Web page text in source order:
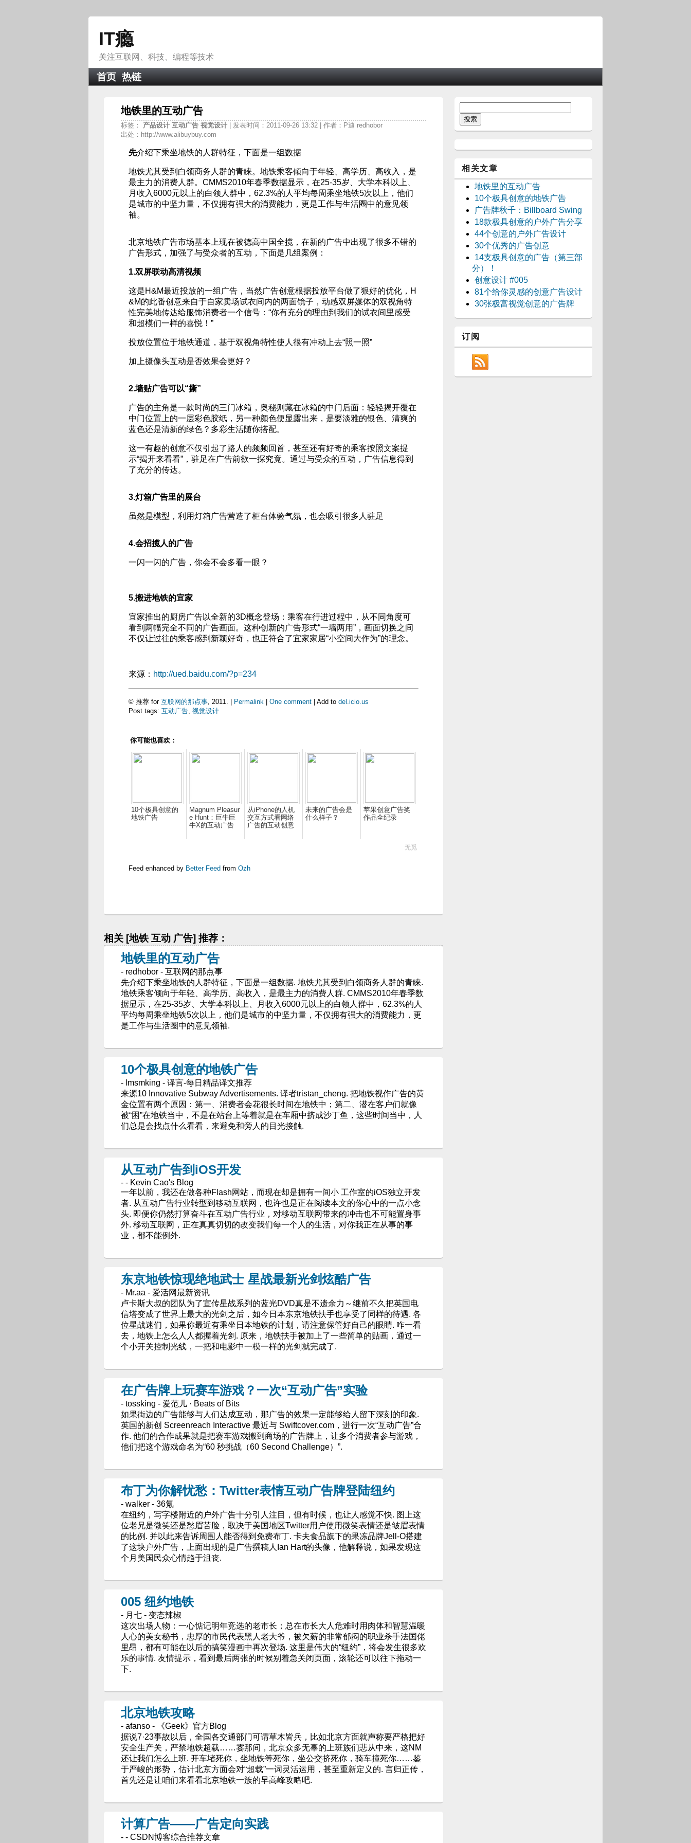
IT瘾
关注互联网、科技、编程等技术
首页 热链
地铁里的互动广告
标签： 产品设计 互动广告 视觉设计
| 发表时间：2011-09-26 13:32 | 作者：P迪 redhobor
出处：http://www.alibuybuy.com
先介绍下乘坐地铁的人群特征，下面是一组数据
地铁尤其受到白领商务人群的青睐。地铁乘客倾向于年轻、高学历、高收入，是
最主力的消费人群。CMMS2010年春季数据显示，在25-35岁、大学本科以上、
月收入6000元以上的白领人群中，62.3%的人平均每周乘坐地铁5次以上，他们
是城市的中坚力量，不仅拥有强大的消费能力，更是工作与生活圈中的意见领
袖。
北京地铁广告市场基本上现在被德高中国全揽，在新的广告中出现了很多不错的
广告形式，加强了与受众者的互动，下面是几组案例：
1.双屏联动高清视频
这是H&M最近投放的一组广告，当然广告创意根据投放平台做了狠好的优化，H
&M的此番创意来自于自家卖场试衣间内的两面镜子，动感双屏媒体的双视角特
性完美地传达给服饰消费者一个信号：“你有充分的理由到我们的试衣间里感受
和超模们一样的喜悦！”
投放位置位于地铁通道，基于双视角特性使人很有冲动上去“照一照”
加上摄像头互动是否效果会更好？
2.墙贴广告可以“撕”
广告的主角是一款时尚的三门冰箱，奥秘则藏在冰箱的中门后面：轻轻揭开覆在
中门位置上的一层彩色胶纸，另一种颜色便显露出来，是要淡雅的银色、清爽的
蓝色还是清新的绿色？多彩生活随你搭配。
这一有趣的创意不仅引起了路人的频频回首，甚至还有好奇的乘客按照文案提
示“揭开来看看”，驻足在广告前欲一探究竟。通过与受众的互动，广告信息得到
了充分的传达。
3.灯箱广告里的展台
虽然是模型，利用灯箱广告营造了柜台体验气氛，也会吸引很多人驻足
4.会招揽人的广告
一闪一闪的广告，你会不会多看一眼？
5.搬进地铁的宜家
宜家推出的厨房广告以全新的3D概念登场：乘客在行进过程中，从不同角度可
看到两幅完全不同的广告画面。这种创新的广告形式“一墙两用”，画面切换之间
不仅让过往的乘客感到新颖好奇，也正符合了宜家家居“小空间大作为”的理念。
来源： http://ued.baidu.com/?p=234
© 推荐 for 互联网的那点事, 2011. | Permalink One comment | Add to del.icio.us
Post tags: 互动广告, 视觉设计
你可能也喜欢：
10个极具创意的
地铁广告
Magnum Pleasur
e Hunt：巨牛巨
牛X的互动广告
从iPhone的人机
交互方式看网络
广告的互动创意
未来的广告会是
什么样子？
苹果创意广告奖
作品全纪录
无觅
Feed enhanced by Better Feed from Ozh
相关 [地铁 互动 广告] 推荐：
地铁里的互动广告
- redhobor - 互联网的那点事
先介绍下乘坐地铁的人群特征，下面是一组数据. 地铁尤其受到白领商务人群的青睐.
地铁乘客倾向于年轻、高学历、高收入，是最主力的消费人群. CMMS2010年春季数
据显示，在25-35岁、大学本科以上、月收入6000元以上的白领人群中，62.3%的人
平均每周乘坐地铁5次以上，他们是城市的中坚力量，不仅拥有强大的消费能力，更
是工作与生活圈中的意见领袖.
10个极具创意的地铁广告
- lmsmking - 译言-每日精品译文推荐
来源10 Innovative Subway Advertisements. 译者tristan_cheng. 把地铁视作广告的黄
金位置有两个原因：第一、消费者会花很长时间在地铁中；第二、潜在客户们就像
被“困”在地铁当中，不是在站台上等着就是在车厢中挤成沙丁鱼，这些时间当中，人
们总是会找点什么看看，来避免和旁人的目光接触.
从互动广告到iOS开发
- - Kevin Cao's Blog
一年以前，我还在做各种Flash网站，而现在却是拥有一间小 工作室的iOS独立开发
者. 从互动广告行业转型到移动互联网，也许也是正在阅读本文的你心中的一点小念
头. 即便你仍然打算奋斗在互动广告行业，对移动互联网带来的冲击也不可能置身事
外. 移动互联网，正在真真切切的改变我们每一个人的生活，对你我正在从事的事
业，都不能例外.
东京地铁惊现绝地武士 星战最新光剑炫酷广告
- Mr.aa - 爱活网最新资讯
卢卡斯大叔的团队为了宣传星战系列的蓝光DVD真是不遗余力～继前不久把英国电
信塔变成了世界上最大的光剑之后，如今日本东京地铁扶手也享受了同样的待遇. 各
位星战迷们，如果你最近有乘坐日本地铁的计划，请注意保管好自己的眼睛. 咋一看
去，地铁上怎么人人都握着光剑. 原来，地铁扶手被加上了一些简单的贴画，通过一
个小开关控制光线，一把和电影中一模一样的光剑就完成了.
在广告牌上玩赛车游戏？一次“互动广告”实验
- tossking - 爱范儿 · Beats of Bits
如果街边的广告能够与人们达成互动，那广告的效果一定能够给人留下深刻的印象.
英国的新创 Screenreach Interactive 最近与 Swiftcover.com，进行一次“互动广告”合
作. 他们的合作成果就是把赛车游戏搬到商场的广告牌上，让多个消费者参与游戏，
他们把这个游戏命名为“60 秒挑战（60 Second Challenge）”.
布丁为你解忧愁：Twitter表情互动广告牌登陆纽约
- walker - 36氪
在纽约，写字楼附近的户外广告十分引人注目，但有时候，也让人感觉不快. 图上这
位老兄是微笑还是愁眉苦脸，取决于美国地区Twitter用户使用微笑表情还是皱眉表情
的比例. 并以此来告诉周围人能否得到免费布丁. 卡夫食品旗下的果冻品牌Jell-O搭建
了这块户外广告，上面出现的是广告撰稿人Ian Hart的头像，他解释说，如果发现这
个月美国民众心情趋于沮丧.
005 纽约地铁
- 月七 - 变态辣椒
这次出场人物：一心惦记明年竞选的老市长；总在市长大人危难时用肉体和智慧温暖
人心的美女秘书，忠厚的市民代表黑人老大爷，被欠薪的非常郁闷的职业杀手法国佬
里昂，都有可能在以后的搞笑漫画中再次登场. 这里是伟大的“纽约”，将会发生很多欢
乐的事情. 友情提示，看到最后两张的时候别着急关闭页面，滚轮还可以往下拖动一
下.
北京地铁攻略
- afanso - 《Geek》官方Blog
据说7·23事故以后，全国各交通部门可谓草木皆兵，比如北京方面就声称要严格把好
安全生产关，严禁地铁超载……霎那间，北京众多无辜的上班族们悲从中来，这NM
还让我们怎么上班. 开车堵死你，坐地铁等死你，坐公交挤死你，骑车撞死你……鉴
于严峻的形势，估计北京方面会对“超载”一词灵活运用，甚至重新定义的. 言归正传，
首先还是让咱们来看看北京地铁一族的早高峰攻略吧.
计算广告——广告定向实践
- - CSDN博客综合推荐文章
相关文章
地铁里的互动广告
10个极具创意的地铁广告
广告牌秋千：Billboard Swing
18款极具创意的户外广告分享
44个创意的户外广告设计
30个优秀的广告创意
14支极具创意的广告（第三部
分）！
创意设计 #005
81个给你灵感的创意广告设计
30张极富视觉创意的广告牌
订阅